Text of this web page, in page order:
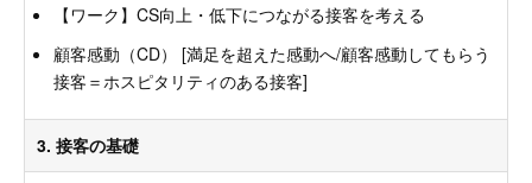
【ワーク】CS向上・低下につながる接客を考える
顧客感動（CD） [満足を超えた感動へ/顧客感動してもらう
接客＝ホスピタリティのある接客]
3. 接客の基礎